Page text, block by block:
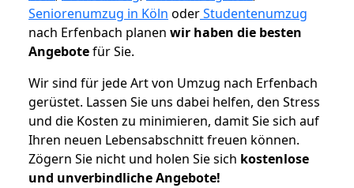
Seniorenumzug in Köln oderStudentenumzug
nach Erfenbach planen wir haben die besten
Angebotefür Sie.
Wir sind für jede Art von Umzug nach Erfenbach
gerüstet. Lassen Sie uns dabei helfen, den Stress
und die Kosten zu minimieren, damit Sie sich auf
Ihren neuen Lebensabschnitt freuen können.
Zögern Sie nicht und holen Sie sich kostenlose
und unverbindliche Angebote!